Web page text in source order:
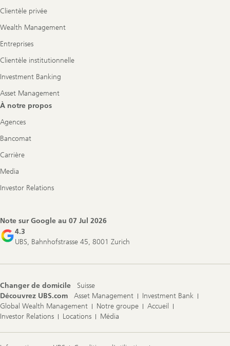
Clientèle privée
Wealth Management
Entreprises
Clientèle institutionnelle
Investment Banking
Asset Management
À notre propos
Agences
Bancomat
Carrière
Media
Investor Relations
Note sur Google au 07 Jul 2026
4.3
UBS, Bahnhofstrasse 45, 8001 Zurich
Changer de domicile
Suisse
Découvrez UBS.com
Asset Management
Investment Bank
Global Wealth Management
Notre groupe
Accueil
Investor Relations
Locations Média